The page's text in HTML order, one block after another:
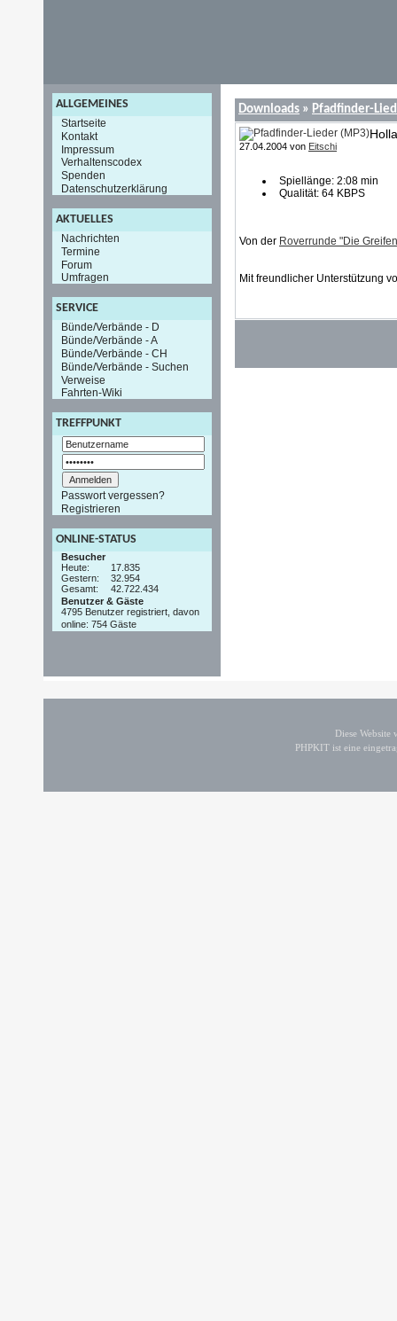
ALLGEMEINES
Startseite
Kontakt
Impressum
Verhaltenscodex
Spenden
Datenschutzerklärung
AKTUELLES
Nachrichten
Termine
Forum
Umfragen
SERVICE
Bünde/Verbände - D
Bünde/Verbände - A
Bünde/Verbände - CH
Bünde/Verbände - Suchen
Verweise
Fahrten-Wiki
TREFFPUNKT
Passwort vergessen?
Registrieren
ONLINE-STATUS
Besucher
Heute:
17.835
Gestern:
32.954
Gesamt:
42.722.434
Benutzer & Gäste
4795 Benutzer registriert, davon
online: 754 Gäste
Downloads » Pfadfinder-
27.04.2004 von Eitschi
Spiellänge: 2:08 min
Qualität: 64 KBPS
Von der Roverrunde "Die
Mit freundlicher Unterstützung
Diese
PHPKIT ist eine